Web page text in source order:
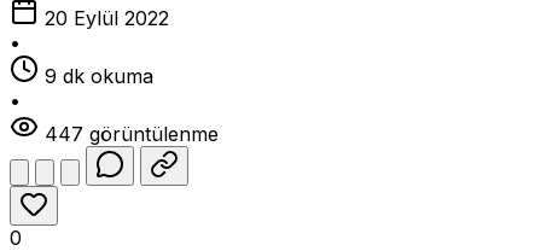
20 Eylül 2022
•
9 dk okuma
•
447 görüntülenme
0